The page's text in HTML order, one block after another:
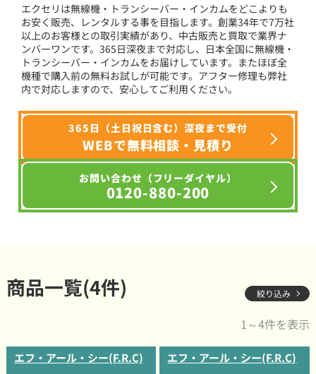
エクセリは無線機・トランシーバー・インカムをどこよりも
お安く販売、レンタルする事を目指します。創業34年で7万社
以上のお客様との取引実績があり、中古販売と買取で業界ナ
ンバーワンです。365日深夜まで対応し、日本全国に無線機・
トランシーバー・インカムをお届けしています。またほぼ全
機種で購入前の無料お試しが可能です。アフター修理も弊社
内で対応しますので、安心してご利用ください。
365日（土日祝日含む）深夜まで受付
WEBで無料相談・見積り
お問い合わせ（フリーダイヤル）
0120-880-200
商品一覧(4件) 絞り込み
1～4件を表示
エフ・アール・シー(F.R.C) エフ・アール・シー(F.R.C)